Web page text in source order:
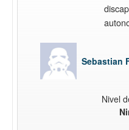
Sebastian
Nivel